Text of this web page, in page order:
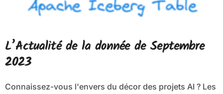
L’Actualité de la donnée de Septembre
2023
Connaissez-vous l'envers du décor des projets AI ? Les